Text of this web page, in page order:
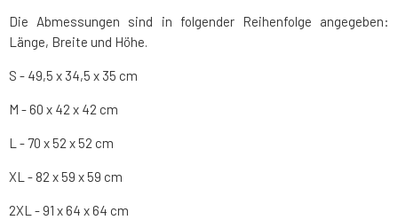
Die Abmessungen sind in folgender Reihenfolge angegeben:
Länge, Breite und Höhe.
S - 49,5 x 34,5 x 35 cm
M - 60 x 42 x 42 cm
L - 70 x 52 x 52 cm
XL - 82 x 59 x 59 cm
2XL - 91 x 64 x 64 cm